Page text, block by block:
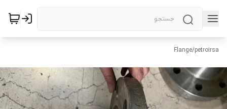
petroirsa
/
Flange